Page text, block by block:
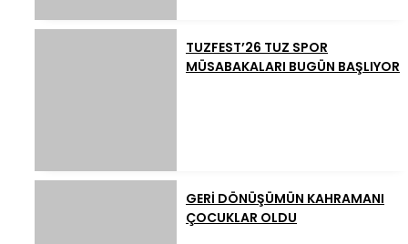
TUZFEST’26 TUZ SPOR
MÜSABAKALARI BUGÜN BAŞLIYOR
GERİ DÖNÜŞÜMÜN KAHRAMANI
ÇOCUKLAR OLDU